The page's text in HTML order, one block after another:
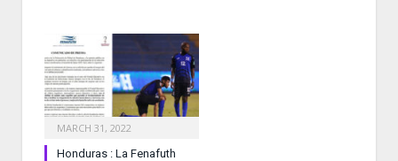
MARCH 31, 2022
Honduras : La Fenafuth